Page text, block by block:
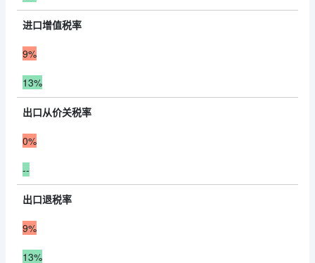
进口增值税率
9%
13%
出口从价关税率
0%
--
出口退税率
9%
13%